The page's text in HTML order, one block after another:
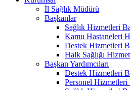
İl Sağlık Müdürü
Başkanlar
Sağlık Hizmetleri
Kamu Hastaneleri
Destek Hizmetleri
Halk Sağlığı
Başkan Yardımcıları
Destek Hizmetleri
Personel Hizmetleri